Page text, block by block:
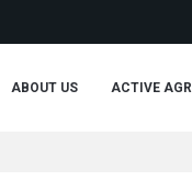
ABOUT US ACTIVE